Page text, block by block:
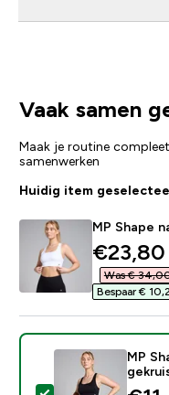
Vaak samen
Maak je routine
samenwerken
Huidig item
MP Shape
€23,80‎
Was €
Bespaar €
MP